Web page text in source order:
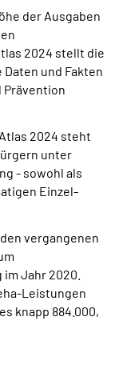
der Ausgaben
2024 stellt die
und Fakten
Prävention
2024 steht
unter
- sowohl als
Einzel-
vergangenen
Jahr 2020.
Leistungen
knapp 884.000,